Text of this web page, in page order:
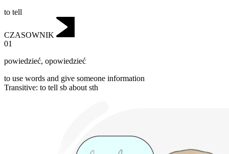
to tell
CZASOWNIK
01
powiedzieć, opowiedzieć
to use words and give someone information
Transitive: to tell sb about sth